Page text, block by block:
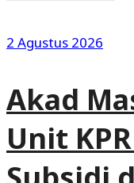
2 Agustus 2026
Akad
Unit